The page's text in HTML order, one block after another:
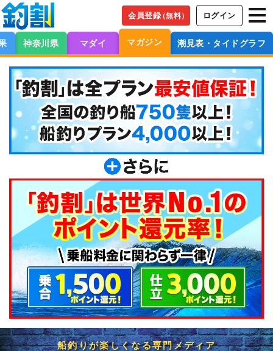
会員登録（無料） ログイン
神奈川県 マダイ マガジン 潮見表・タイドグラフ
船釣りが楽しくなる専門メディア